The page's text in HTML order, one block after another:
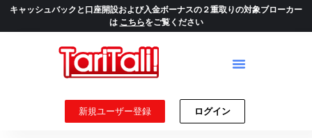
キャッシュバックと口座開設および入金ボーナスの２重取りの対象ブローカー
は こちらをご覧ください
新規ユーザー登録 ログイン